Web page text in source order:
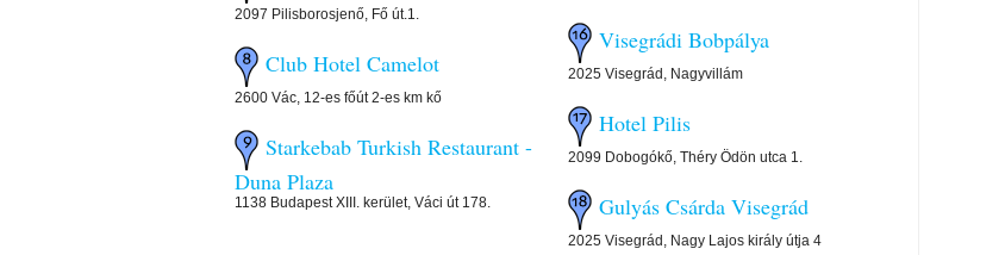
2097 Pilisborosjenő, Fő út.1.
Club Hotel Camelot
2600 Vác, 12-es főút 2-es km kő
Starkebab Turkish Restaurant -
Duna Plaza
1138 Budapest XIII. kerület, Váci út 178.
Visegrádi Bobpálya
2025 Visegrád, Nagyvillám
Hotel Pilis
2099 Dobogókő, Théry Ödön utca 1.
Gulyás Csárda Visegrád
2025 Visegrád, Nagy Lajos király útja 4